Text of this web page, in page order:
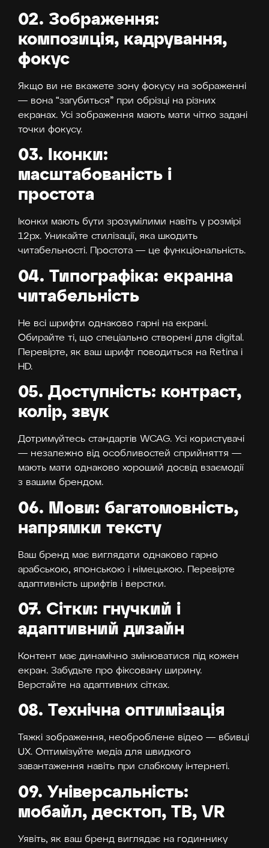
02. Зображення:
композиція, кадрування,
фокус
Якщо ви не вкажете зону фокусу на зображенні
— вона “загубиться” при обрізці на різних
екранах. Усі зображення мають мати чітко задані
точки фокусу.
03. Іконки:
масштабованість і
простота
Іконки мають бути зрозумілими навіть у розмірі
12px. Уникайте стилізації, яка шкодить
читабельності. Простота — це функціональність.
04. Типографіка: екранна
читабельність
Не всі шрифти однаково гарні на екрані.
Обирайте ті, що спеціально створені для digital.
Перевірте, як ваш шрифт поводиться на Retina і
HD.
05. Доступність: контраст,
колір, звук
Дотримуйтесь стандартів WCAG. Усі користувачі
— незалежно від особливостей сприйняття —
мають мати однаково хороший досвід взаємодії
з вашим брендом.
06. Мови: багатомовність,
напрямки тексту
Ваш бренд має виглядати однаково гарно
арабською, японською і німецькою. Перевірте
адаптивність шрифтів і верстки.
07. Сітки: гнучкий і
адаптивний дизайн
Контент має динамічно змінюватися під кожен
екран. Забудьте про фіксовану ширину.
Верстайте на адаптивних сітках.
08. Технічна оптимізація
Тяжкі зображення, необроблене відео — вбивці
UX. Оптимізуйте медіа для швидкого
завантаження навіть при слабкому інтернеті.
09. Універсальність:
мобайл, десктоп, ТВ, VR
Уявіть, як ваш бренд виглядає на годиннику